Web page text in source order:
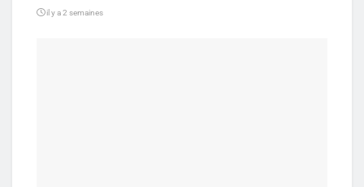
il y a 2 semaines